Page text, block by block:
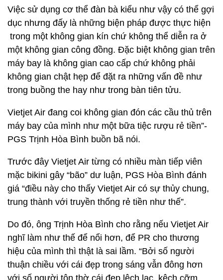
Việc sử dụng cơ thể đàn bà kiểu như vậy có thể gợi
dục nhưng đấy là những biện pháp được thực hiện
trong một không gian kín chứ không thể diễn ra ở
một không gian công đồng. Đặc biệt không gian trên
máy bay là không gian cao cấp chứ không phải
không gian chật hẹp để đặt ra những vấn đề như
trong buồng the hay như trong bàn tiên tửu.
Vietjet Air đang coi không gian đón các cầu thủ trên
máy bay của mình như một bữa tiệc rượu rẻ tiền”-
PGS Trịnh Hòa Bình buồn bã nói.
Trước đây Vietjet Air từng có nhiều màn tiếp viên
mặc bikini gây “bão” dư luận, PGS Hòa Bình đánh
giá “điều này cho thấy Vietjet Air có sự thủy chung,
trung thành với truyền thống rẻ tiền như thế”.
Do đó, ông Trịnh Hòa Bình cho rằng nếu Vietjet Air
nghĩ làm như thế để nổi hơn, để PR cho thương
hiệu của mình thì thật là sai lầm. “Bởi số người
thuận chiều với cái đẹp trong sáng vẫn đông hơn
với số người tôn thờ cái đẹp lệch lạc, kệch cỡm.